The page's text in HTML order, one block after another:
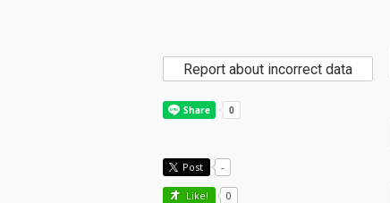
Report about incorrect data
Post -
Like! 0